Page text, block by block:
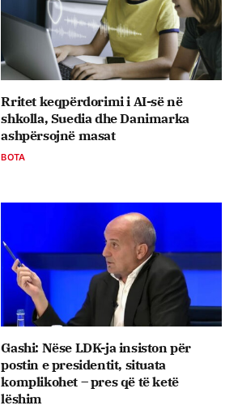
Rritet keqpërdorimi i AI-së në
shkolla, Suedia dhe Danimarka
ashpërsojnë masat
BOTA
Gashi: Nëse LDK-ja insiston për
postin e presidentit, situata
komplikohet – pres që të ketë
lëshim